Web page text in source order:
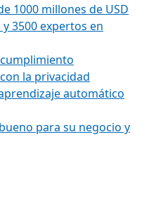
1000 millones de USD
3500 expertos en
la privacidad
automático
para su negocio y